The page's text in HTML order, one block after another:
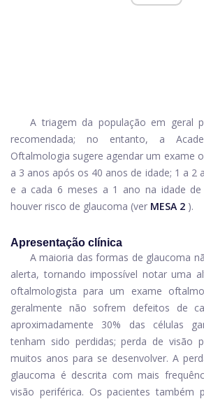
A triagem da população em geral
recomendada; no entanto, a
Oftalmologia sugere agendar um exame
a 3 anos após os 40 anos de idade; 1 a 2
e a cada 6 meses a 1 ano na idade
houver risco de glaucoma (ver MESA 2 ).
Apresentação clínica
A maioria das formas de glaucoma
alerta, tornando impossível notar uma
oftalmologista para um exame
geralmente não sofrem defeitos de
aproximadamente 30% das células
tenham sido perdidas; perda de visão
muitos anos para se desenvolver. A
glaucoma é descrita com mais
visão periférica. Os pacientes também